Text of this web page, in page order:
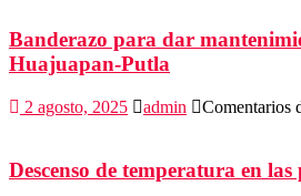
Banderazo para dar
Huajuapan-Putla
2 agosto, 2025 admin Comentarios
Descenso de temperatura en